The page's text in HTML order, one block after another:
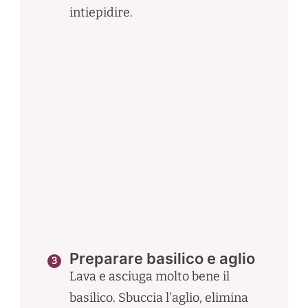
intiepidire.
Preparare basilico e aglio
Lava e asciuga molto bene il
basilico. Sbuccia l'aglio, elimina